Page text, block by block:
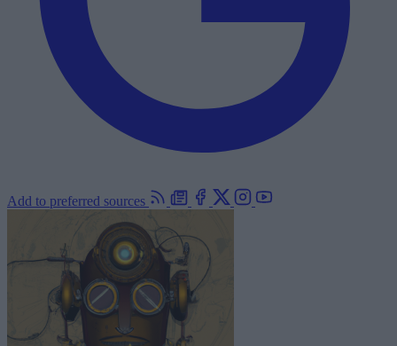
Add to preferred sources